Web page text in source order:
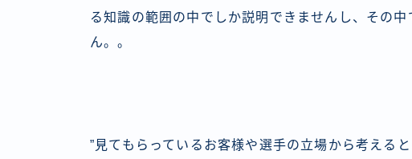
る知識の範囲の中でしか説明できませんし、その
ん。。
”見てもらっているお客様や選手の立場から考える